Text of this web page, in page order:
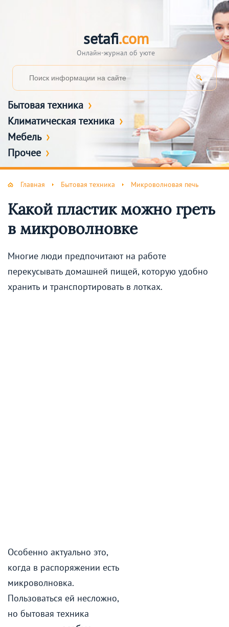
setafi.com
Онлайн-журнал об уюте
Бытовая техника
Климатическая техника
Мебель
Прочее
Главная Бытовая техника Микроволновая печь
Какой пластик можно греть
в микроволновке
Многие люди предпочитают на работе
перекусывать домашней пищей, которую удобно
хранить и транспортировать в лотках.
Особенно актуально это,
когда в распоряжении есть
микроволновка.
Пользоваться ей несложно,
но бытовая техника